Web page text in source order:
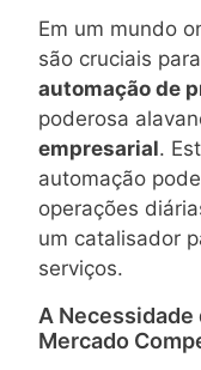
Em um mundo
são cruciais
automação de
poderosa
empresarial.
automação
operações
um catalisador
serviços.
A Necessidade
Mercado